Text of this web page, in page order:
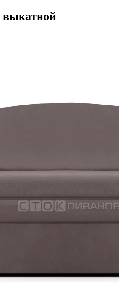
выкатной